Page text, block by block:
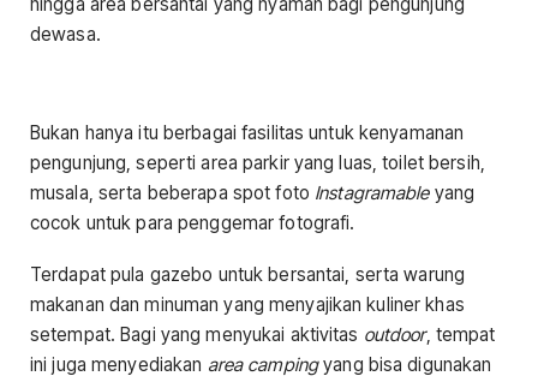
dewasa.
Bukan hanya itu berbagai fasilitas untuk kenyamanan
pengunjung, seperti area parkir yang luas, toilet bersih,
musala, serta beberapa spot foto Instagramableyang
cocok untuk para penggemar fotografi.
Terdapat pula gazebo untuk bersantai, serta warung
makanan dan minuman yang menyajikan kuliner khas
setempat. Bagi yang menyukai aktivitas outdoor, tempat
ini juga menyediakan area campingyang bisa digunakan